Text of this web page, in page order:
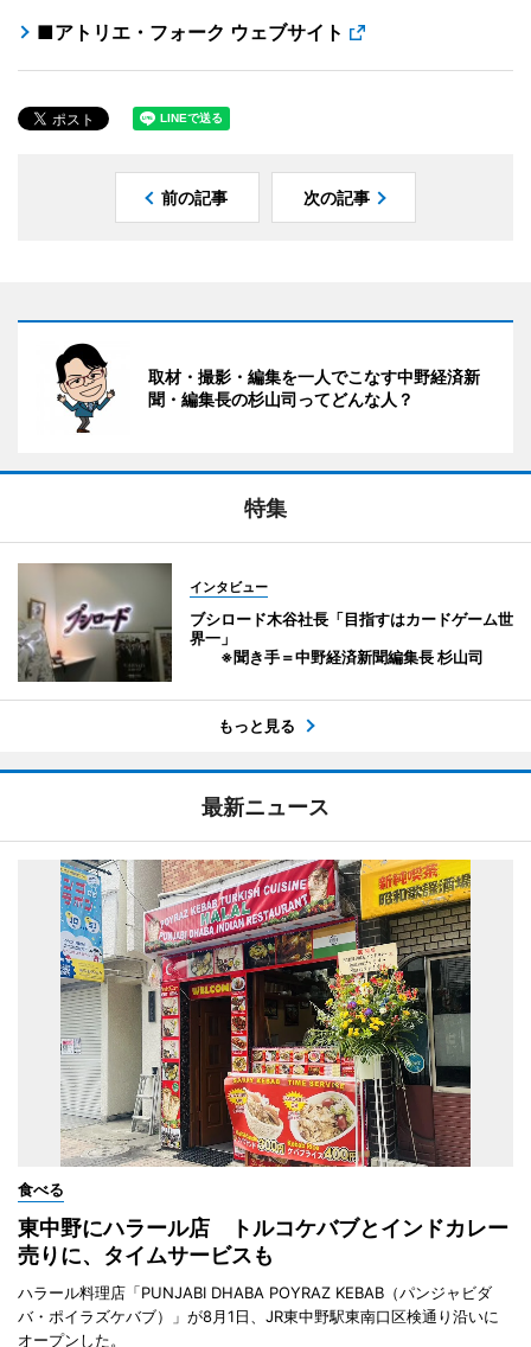
■アトリエ・フォーク ウェブサイト
前の記事 次の記事
取材・撮影・編集を一人でこなす中野経済新
聞・編集長の杉山司ってどんな人？
特集
インタビュー
ブシロード木谷社長「目指すはカードゲーム世
界一」
※聞き手＝中野経済新聞編集長 杉山司
もっと見る
最新ニュース
食べる
東中野にハラール店 トルコケバブとインドカレー
売りに、タイムサービスも
ハラール料理店「PUNJABI DHABA POYRAZ KEBAB（パンジャビダ
バ・ポイラズケバブ）」が8月1日、JR東中野駅東南口区検通り沿いに
オープンした。